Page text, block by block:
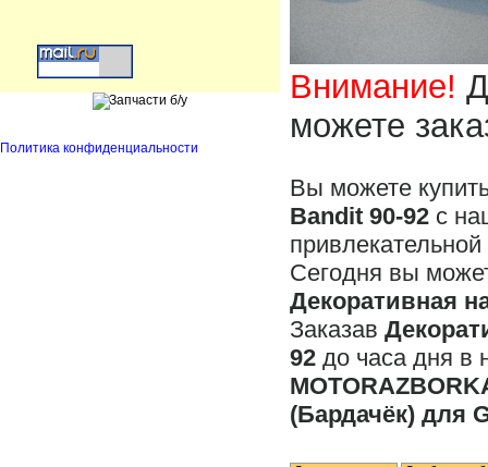
Внимание!
можете
Вы можете
Bandit 90-92 с
Сегодня вы
Декоративная
Заказав
92 до часа дня в
(Бардачёк) для
Политика конфиденциальности